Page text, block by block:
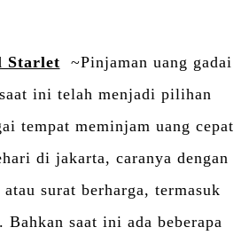
Starlet ~Pinjaman uang gadai
ini telah menjadi pilihan
tempat meminjam uang cepat
di jakarta, caranya dengan
surat berharga, termasuk
. Bahkan saat ini ada beberapa